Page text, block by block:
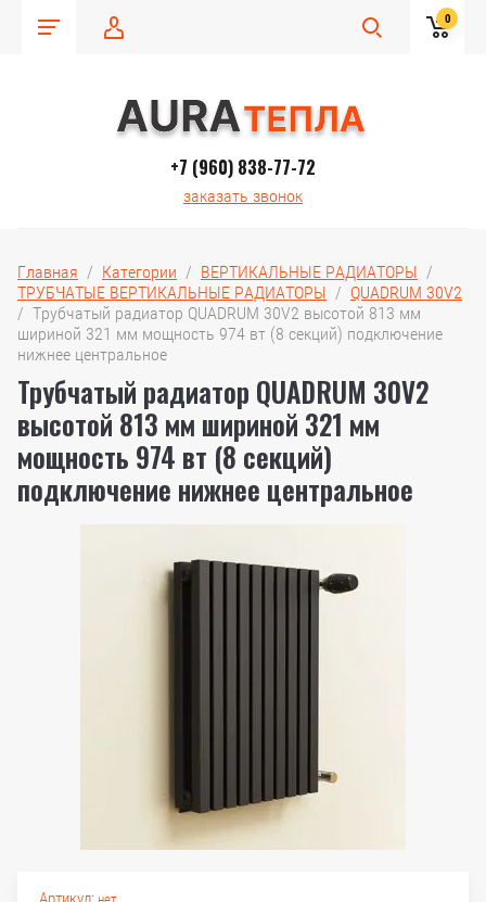
0
+7 (960) 838-77-72
заказать звонок
Главная
  /
Категории
  /
ВЕРТИКАЛЬНЫЕ РАДИАТОРЫ
ТРУБЧАТЫЕ ВЕРТИКАЛЬНЫЕ РАДИАТОРЫ
  /
QUADRUM 30V2
/  Трубчатый радиатор QUADRUM 30V2 высотой 813 мм
шириной 321 мм мощность 974 вт (8 секций) подключение
нижнее центральное
Трубчатый радиатор QUADRUM 30V2
высотой 813 мм шириной 321 мм
мощность 974 вт (8 секций)
подключение нижнее центральное